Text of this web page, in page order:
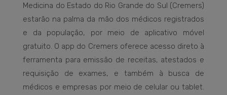
Medicina do Estado do Rio Grande do Sul (Cremers)
estarão na palma da mão dos médicos registrados
e da população, por meio de aplicativo móvel
gratuito. O app do Cremers oferece acesso direto à
ferramenta para emissão de receitas, atestados e
requisição de exames, e também à busca de
médicos e empresas por meio de celular ou tablet.